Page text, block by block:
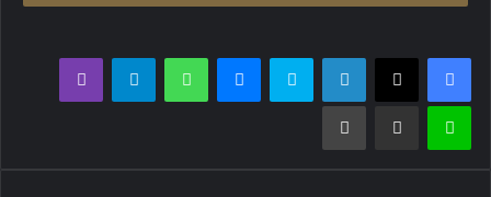
فيسبوك X لينكدإن سكايب ماسنجر واتساب تيلقرام ڤايبر
لاين مشاركة عبر البريد طباعة